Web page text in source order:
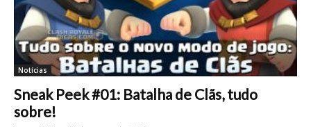
Notícias
Sneak Peek #01: Batalha de Clãs, tudo
sobre!